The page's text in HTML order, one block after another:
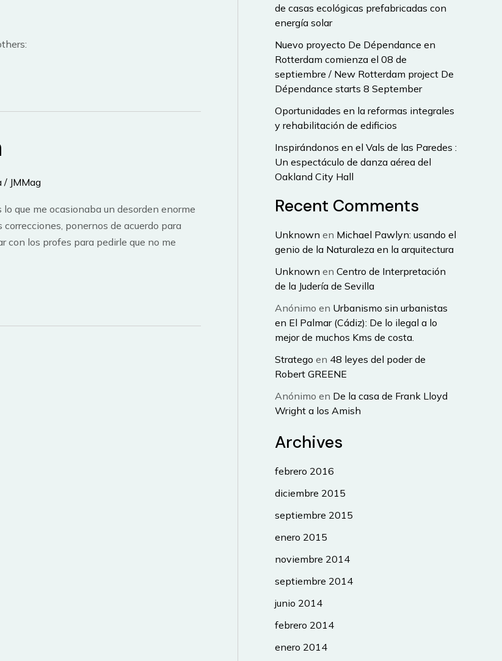
/ JMMag
que me ocasionaba un desorden enorme
ponernos de acuerdo para
con los profes para pedirle que no me
de casas ecológicas prefabricadas con
energía solar
Nuevo proyecto De Dépendance en
Rotterdam comienza el 08 de
septiembre / New Rotterdam project De
Dépendance starts 8 September
Oportunidades en la reformas integrales
y rehabilitación de edificios
Inspirándonos en el Vals de las Paredes :
Un espectáculo de danza aérea del
Oakland City Hall
Recent Comments
Unknown en Michael Pawlyn: usando el
genio de la Naturaleza en la arquitectura
Unknown en Centro de Interpretación
de la Judería de Sevilla
Anónimo en Urbanismo sin urbanistas
en El Palmar (Cádiz): De lo ilegal a lo
mejor de muchos Kms de costa.
Stratego en 48 leyes del poder de
Robert GREENE
Anónimo en De la casa de Frank Lloyd
Wright a los Amish
Archives
febrero 2016
diciembre 2015
septiembre 2015
enero 2015
noviembre 2014
septiembre 2014
junio 2014
febrero 2014
enero 2014